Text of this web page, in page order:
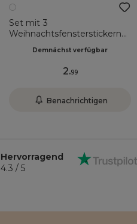
Set mit 3
Weihnachtsfensterstickern
Schneeflocken
Demnächst verfügbar
2.99
Benachrichtigen
Hervorragend
4.3 / 5